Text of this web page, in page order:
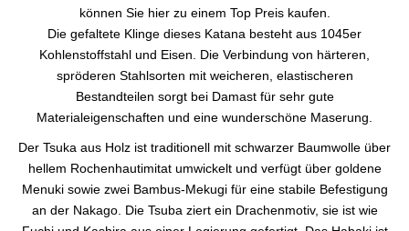
können Sie hier zu einem Top Preis kaufen.
Die gefaltete Klinge dieses Katana besteht aus 1045er
Kohlenstoffstahl und Eisen. Die Verbindung von härteren,
spröderen Stahlsorten mit weicheren, elastischeren
Bestandteilen sorgt bei Damast für sehr gute
Materialeigenschaften und eine wunderschöne Maserung.
Der Tsuka aus Holz ist traditionell mit schwarzer Baumwolle über
hellem Rochenhautimitat umwickelt und verfügt über goldene
Menuki sowie zwei Bambus-Mekugi für eine stabile Befestigung
an der Nakago. Die Tsuba ziert ein Drachenmotiv, sie ist wie